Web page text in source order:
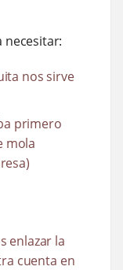
necesitar:
nos sirve
primero
mola
enlazar la
cuenta en